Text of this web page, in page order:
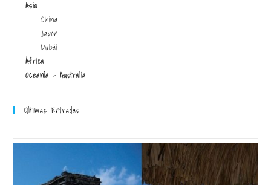
Asia
China
Japón
Dubái
África
Oceanía - Australia
Últimas Entradas